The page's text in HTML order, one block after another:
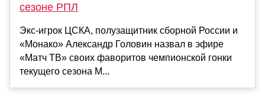
сезоне РПЛ
Экс‑игрок ЦСКА, полузащитник сборной России и
«Монако» Александр Головин назвал в эфире
«Матч ТВ» своих фаворитов чемпионской гонки
текущего сезона М...